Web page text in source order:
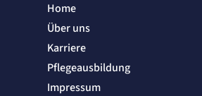
Home
Über uns
Karriere
Pflegeausbildung
Impressum